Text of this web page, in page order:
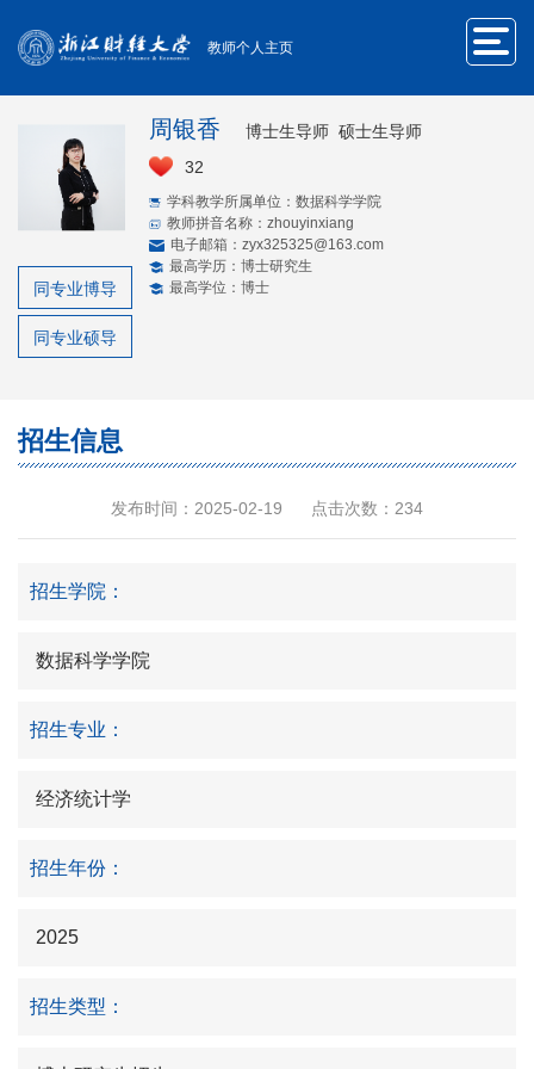
教师个人主页
周银香
博士生导师 硕士生导师
32
学科教学所属单位：数据科学学院
教师拼音名称：zhouyinxiang
电子邮箱： zyx325325@163.com
最高学历：博士研究生
最高学位：博士
同专业博导
同专业硕导
招生信息
发布时间：2025-02-19 点击次数： 234
招生学院：
数据科学学院
招生专业：
经济统计学
招生年份：
2025
招生类型：